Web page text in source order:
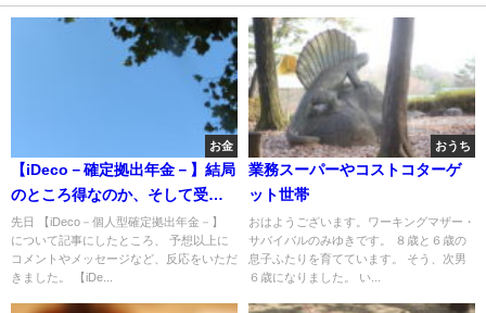
お金
【iDeco－確定拠出年金－】結局
のところ得なのか、そして受取
は？
先日 【iDeco－個人型確定拠出年金－】
について記事にしたところ、 予想以上に
コメントやメッセージなど、反応をいただ
きました。 【iDe...
おうち
業務スーパーやコストコターゲ
ット世帯
おはようございます。ワーキングマザー・
サバイバルのみゆきです。 ８歳と６歳の
息子ふたりを育てています。 そう、次男
６歳になりました。 い...